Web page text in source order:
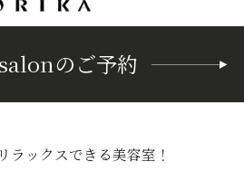
のご予約
ラックスできる美容室！